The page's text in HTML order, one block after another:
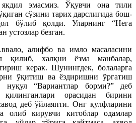
эмасмиз. Ўқувчи она тили
сўзини тарих дарслигида бош­
бўлиб қолди. Уларнинг “Нега
устозлар безган.
алифбо ва имло масаласини
қилиб, халқни ёзма манбалар,
керак. Шунингдек, болаларга
ўқитиш ва ёздиришни ўргатиш
“Вариантлар борми?” деб
орасидан бирини
деб ўйлаяпти. Онг қулфларини
олиб кирувчи китоблар одамлар